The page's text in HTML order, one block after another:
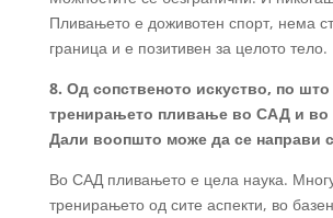
Пливањето е доживотен спорт, нема
граница и е позитивен за целото тело.
8. Од сопственото искуство, по
тренирањето пливање во САД и во
Дали воопшто може да се направи
Во САД пливањето е цела наука.
тренирањето од сите аспекти, во